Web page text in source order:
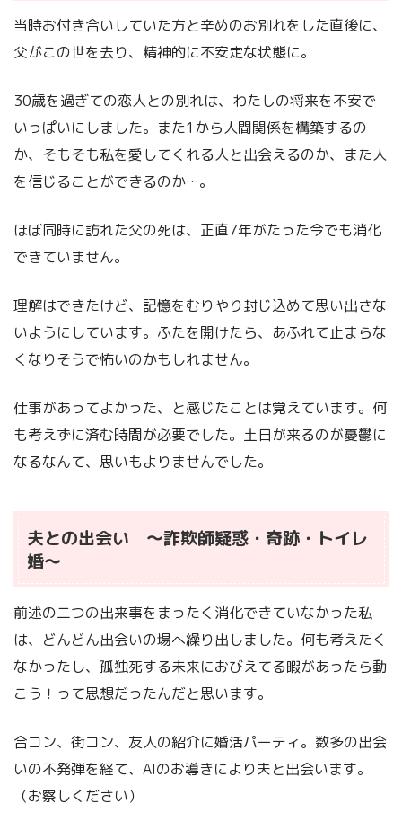
当時お付き合いしていた方と辛めのお別れをした直後に、
父がこの世を去り、精神的に不安定な状態に。
30歳を過ぎての恋人との別れは、わたしの将来を不安で
いっぱいにしました。また1から人間関係を構築するの
か、そもそも私を愛してくれる人と出会えるのか、また人
を信じることができるのか…。
ほぼ同時に訪れた父の死は、正直7年がたった今でも消化
できていません。
理解はできたけど、記憶をむりやり封じ込めて思い出さな
いようにしています。ふたを開けたら、あふれて止まらな
くなりそうで怖いのかもしれません。
仕事があってよかった、と感じたことは覚えています。何
も考えずに済む時間が必要でした。土日が来るのが憂鬱に
なるなんて、思いもよりませんでした。
夫との出会い ～詐欺師疑惑・奇跡・トイレ
婚～
前述の二つの出来事をまったく消化できていなかった私
は、どんどん出会いの場へ繰り出しました。何も考えたく
なかったし、孤独死する未来におびえてる暇があったら動
こう！って思想だったんだと思います。
合コン、街コン、友人の紹介に婚活パーティ。数多の出会
いの不発弾を経て、AIのお導きにより夫と出会います。
（お察しください）